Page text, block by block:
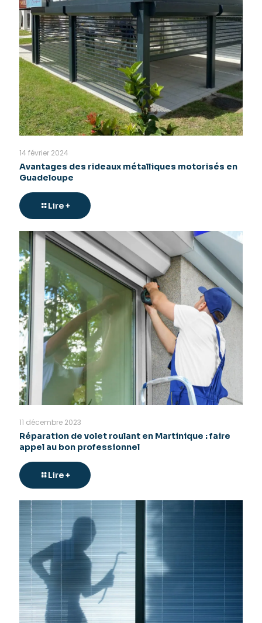
14 février 2024
Avantages des rideaux métalliques motorisés en
Guadeloupe
Lire +
11 décembre 2023
Réparation de volet roulant en Martinique : faire
appel au bon professionnel
Lire +